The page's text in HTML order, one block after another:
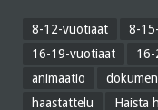
8-12-vuotiaat 8-
16-19-vuotiaat
animaatio
haastattelu
Haista